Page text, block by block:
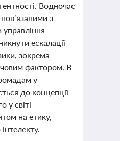
Водночас
з
ескалації
зокрема
фактором. В
у
до концепції
у світі
на етику,